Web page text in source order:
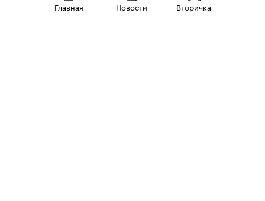
Главная Новости Вторичка